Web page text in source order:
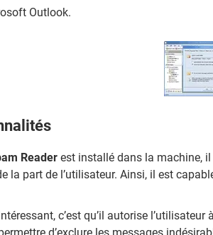
Outlook.
Reader est installé dans la machine, il
la part de l’utilisateur. Ainsi, il est
c’est qu’il autorise
d’exclure les messages